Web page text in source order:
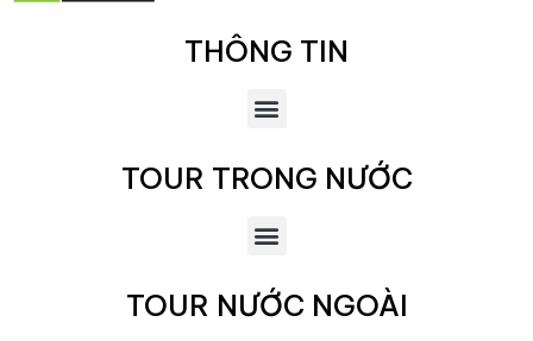
THÔNG TIN
TOUR TRONG NƯỚC
TOUR NƯỚC NGOÀI